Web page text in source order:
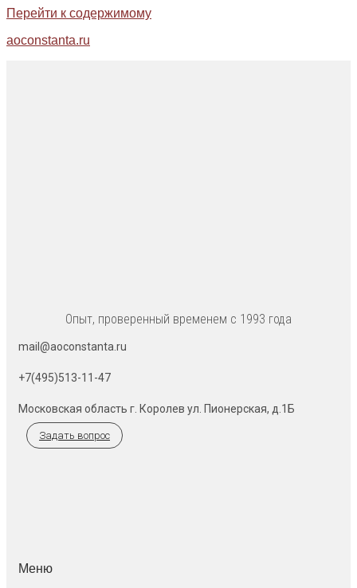
Перейти к содержимому
aoconstanta.ru
Опыт, проверенный временем с 1993 года
mail@aoconstanta.ru
+7(495)513-11-47
Московская область г. Королев ул. Пионерская, д.1Б
Задать вопрос
Меню